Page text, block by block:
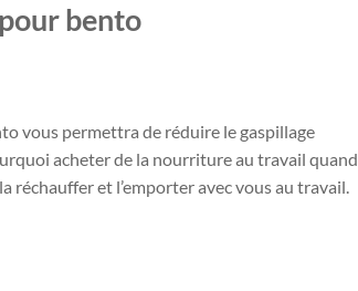
bento
vous permettra de réduire le gaspillage
acheter de la nourriture au travail quand
réchauffer et l’emporter avec vous au travail.